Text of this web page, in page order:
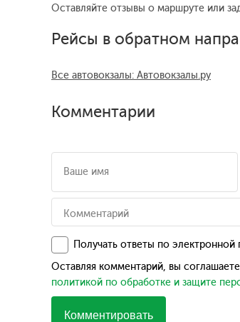
Оставляйте отзывы о маршруте или
Рейсы в обратном
Все автовокзалы: Автовокзалы.ру
Комментарии
Получать ответы по электронной
Оставляя комментарий, вы
политикой по обработке и защите
Комментировать